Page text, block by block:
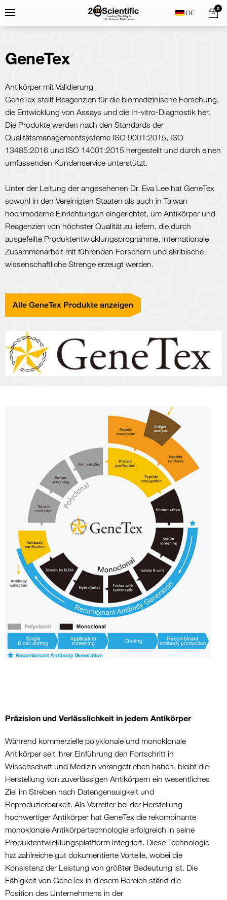
toMenu
Home
0
GeneTex
Antikörper mit Validierung
GeneTex stellt Reagenzien für die biomedizinische Forschung,
die Entwicklung von Assays und die In-vitro-Diagnostik her.
Die Produkte werden nach den Standards der
Qualitätsmanagementsysteme ISO 9001:2015, ISO
13485:2016 und ISO 14001:2015 hergestellt und durch einen
umfassenden Kundenservice unterstützt.
Unter der Leitung der angesehenen Dr. Eva Lee hat GeneTex
sowohl in den Vereinigten Staaten als auch in Taiwan
hochmoderne Einrichtungen eingerichtet, um Antikörper und
Reagenzien von höchster Qualität zu liefern, die durch
ausgefeilte Produktentwicklungsprogramme, internationale
Zusammenarbeit mit führenden Forschern und akribische
wissenschaftliche Strenge erzeugt werden.
Alle GeneTex Produkte anzeigen
Präzision und Verlässlichkeit in jedem Antikörper
Während kommerzielle polyklonale und monoklonale
Antikörper seit ihrer Einführung den Fortschritt in
Wissenschaft und Medizin vorangetrieben haben, bleibt die
Herstellung von zuverlässigen Antikörpern ein wesentliches
Ziel im Streben nach Datengenauigkeit und
Reproduzierbarkeit. Als Vorreiter bei der Herstellung
hochwertiger Antikörper hat GeneTex die rekombinante
monoklonale Antikörpertechnologie erfolgreich in seine
Produktentwicklungsplattform integriert. Diese Technologie
hat zahlreiche gut dokumentierte Vorteile, wobei die
Konsistenz der Leistung von größter Bedeutung ist. Die
Fähigkeit von GeneTex in diesem Bereich stärkt die
Position des Unternehmens in der